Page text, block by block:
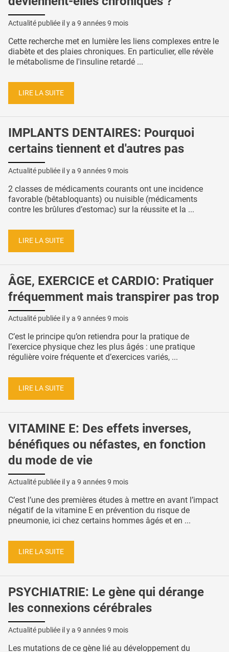
Actualité publiée il y a 9 années 9 mois
Cette recherche met en lumière les liens complexes entre le
diabète et des plaies chroniques. En particulier, elle révèle
le métabolisme de l'insuline retardé ...
LIRE LA SUITE
IMPLANTS DENTAIRES: Pourquoi
certains tiennent et d'autres pas
Actualité publiée il y a 9 années 9 mois
2 classes de médicaments courants ont une incidence
favorable (bêtabloquants) ou nuisible (médicaments
contre les brûlures d’estomac) sur la réussite et la ...
LIRE LA SUITE
ÂGE, EXERCICE et CARDIO: Pratiquer
fréquemment mais transpirer pas trop
Actualité publiée il y a 9 années 9 mois
C’est le principe qu’on retiendra pour la pratique de
l’exercice physique chez les plus âgés : une pratique
régulière voire fréquente et d’exercices variés, ...
LIRE LA SUITE
VITAMINE E: Des effets inverses,
bénéfiques ou néfastes, en fonction
du mode de vie
Actualité publiée il y a 9 années 9 mois
C’est l’une des premières études à mettre en avant l’impact
négatif de la vitamine E en prévention du risque de
pneumonie, ici chez certains hommes âgés et en ...
LIRE LA SUITE
PSYCHIATRIE: Le gène qui dérange
les connexions cérébrales
Actualité publiée il y a 9 années 9 mois
Les mutations de ce gène lié au développement du